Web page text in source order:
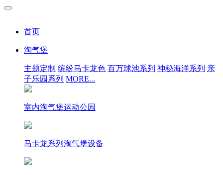
首页
淘气堡
主题定制 缤纷马卡龙色 百万球池系列 神秘海洋系列 亲
子乐园系列 MORE...
室内淘气堡运动公园
马卡龙系列淘气堡设备